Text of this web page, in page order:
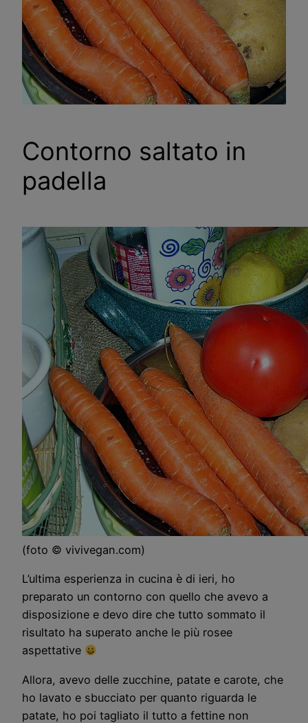
Contorno saltato in
padella
(foto © vivivegan.com)
L’ultima esperienza in cucina è di ieri, ho
preparato un contorno con quello che avevo a
disposizione e devo dire che tutto sommato il
risultato ha superato anche le più rosee
aspettative
Allora, avevo delle zucchine, patate e carote, che
ho lavato e sbucciato per quanto riguarda le
patate, ho poi tagliato il tutto a fettine non